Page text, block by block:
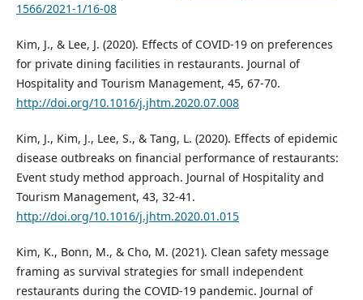
1566/2021-1/16-08
Kim, J., & Lee, J. (2020). Effects of COVID-19 on preferences
for private dining facilities in restaurants. Journal of
Hospitality and Tourism Management, 45, 67-70.
http://doi.org/10.1016/j.jhtm.2020.07.008
Kim, J., Kim, J., Lee, S., & Tang, L. (2020). Effects of epidemic
disease outbreaks on financial performance of restaurants:
Event study method approach. Journal of Hospitality and
Tourism Management, 43, 32-41.
http://doi.org/10.1016/j.jhtm.2020.01.015
Kim, K., Bonn, M., & Cho, M. (2021). Clean safety message
framing as survival strategies for small independent
restaurants during the COVID-19 pandemic. Journal of